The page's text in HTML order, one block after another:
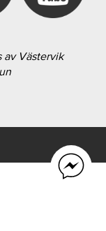
av Västervik